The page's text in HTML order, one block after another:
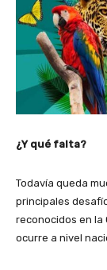
¿Y qué falta?
Todavía queda
principales
reconocidos en la
ocurre a nivel